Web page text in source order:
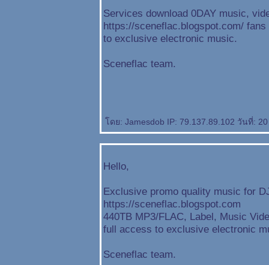
Services download 0DAY music,
https://sceneflac.blogspot.com/
to exclusive electronic music.
Sceneflac team.
ดย: Jamesdob IP: 79.137.89.102 วันที่:
Hello,
Exclusive promo quality music for
https://sceneflac.blogspot.com
440TB MP3/FLAC, Label, Music
full access to exclusive electronic
Sceneflac team.